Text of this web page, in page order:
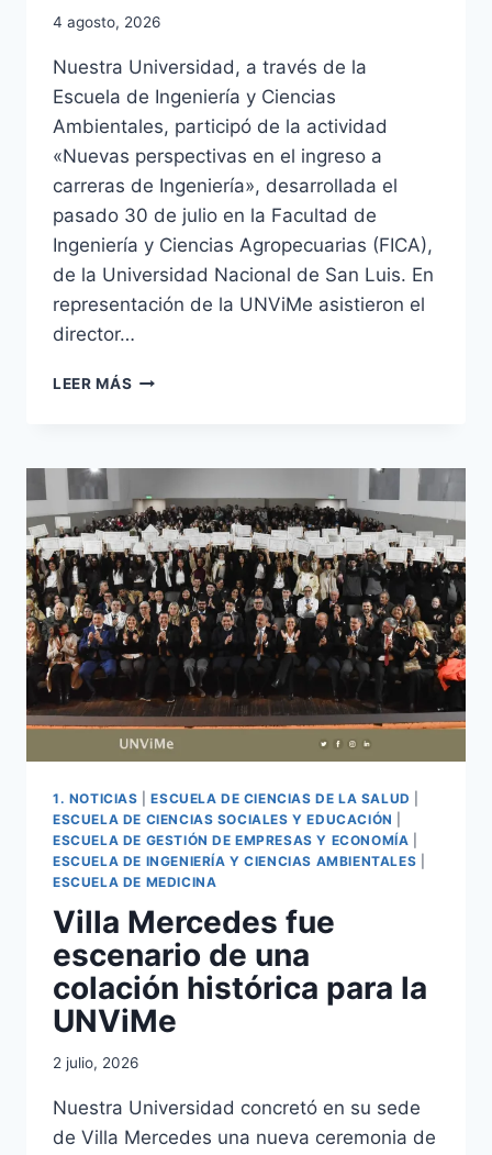
4 agosto, 2026
Nuestra Universidad, a través de la
Escuela de Ingeniería y Ciencias
Ambientales, participó de la actividad
«Nuevas perspectivas en el ingreso a
carreras de Ingeniería», desarrollada el
pasado 30 de julio en la Facultad de
Ingeniería y Ciencias Agropecuarias (FICA),
de la Universidad Nacional de San Luis. En
representación de la UNViMe asistieron el
director…
LEER MÁS LA
2º
ENCUENTRO
INTERINSTITUCIONAL
SOBRE
EL
INGRESO
A
CARRERAS
DE
INGENIERÍA
1. NOTICIAS |ESCUELA DE CIENCIAS DE LA SALUD
ESCUELA DE CIENCIAS SOCIALES Y EDUCACIÓN
ESCUELA DE GESTIÓN DE EMPRESAS Y ECONOMÍA
ESCUELA DE INGENIERÍA Y CIENCIAS AMBIENTALES
ESCUELA DE MEDICINA
Villa Mercedes fue
escenario de una
colación histórica para la
UNViMe
2 julio, 2026
Nuestra Universidad concretó en su sede
de Villa Mercedes una nueva ceremonia de